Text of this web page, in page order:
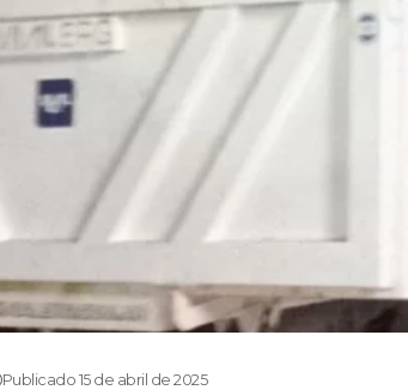
Publicado 15 de abril de 2025